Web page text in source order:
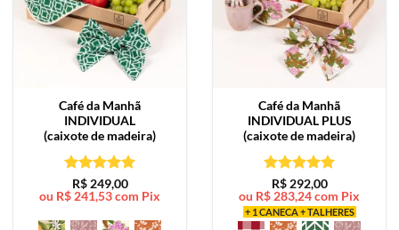
Café da Manhã
INDIVIDUAL
(caixote de madeira)
Avaliação5
de 5
R$249,00
ou R$241,53com Pix
Café da Manhã
INDIVIDUAL PLUS
(caixote de madeira)
Avaliação5
de 5
R$292,00
ou R$283,24com Pix
+ 1 CANECA + TALHERES